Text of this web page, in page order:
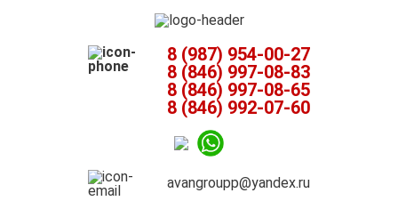
8 (987) 954-00-27
8 (846) 997-08-83
8 (846) 997-08-65
8 (846) 992-07-60
avangroupp@yandex.ru